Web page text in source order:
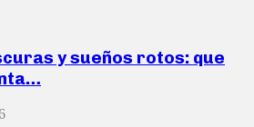
y sueños rotos: que